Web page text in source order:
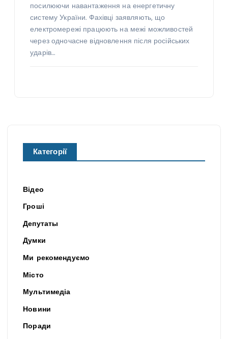
посилюючи навантаження на енергетичну
систему України. Фахівці заявляють, що
електромережі працюють на межі можливостей
через одночасне відновлення після російських
ударів…
Категорії
Відео
Гроші
Депутаты
Думки
Ми рекомендуємо
Місто
Мультимедіа
Новини
Поради